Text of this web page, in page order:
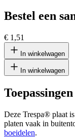
Bestel een
€ 1,51
In winkelwagen
In winkelwagen
Toepassingen
Deze Trespa® plaat
platen vaak in
boeidelen.